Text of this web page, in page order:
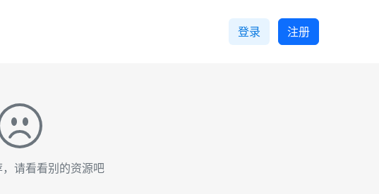
登录 注册
请看看别的资源吧